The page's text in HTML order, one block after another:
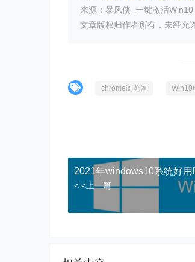
来源：暴风侠_一键激活
文章版权归作者所有，未经允
chrome浏览器 Win10
2021年windows10系统好用
< <上一篇